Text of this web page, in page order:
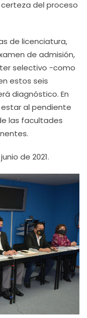
del proceso
de licenciatura,
de admisión,
selectivo -como
estos seis
diagnóstico. En
al pendiente
las facultades
de 2021.